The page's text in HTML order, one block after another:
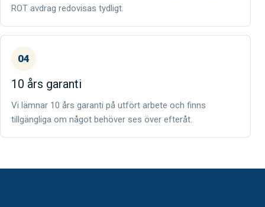
ROT avdrag redovisas tydligt.
04
10 års garanti
Vi lämnar 10 års garanti på utfört arbete och finns
tillgängliga om något behöver ses över efteråt.